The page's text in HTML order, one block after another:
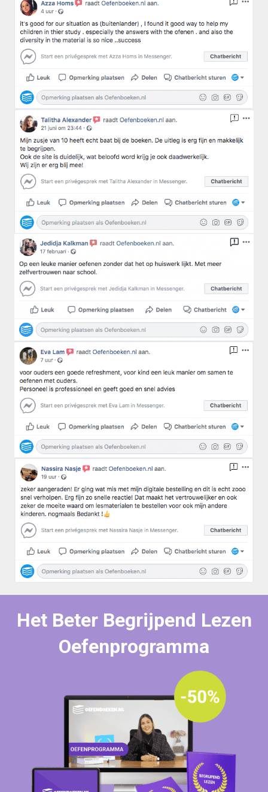
Het Beter Begrijpend Lezen
Oefenprogramma